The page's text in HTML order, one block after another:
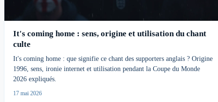
It's coming home : sens, origine et utilisation du chant
culte
It's coming home : que signifie ce chant des supporters anglais ? Origine
1996, sens, ironie internet et utilisation pendant la Coupe du Monde
2026 expliqués.
17 mai 2026